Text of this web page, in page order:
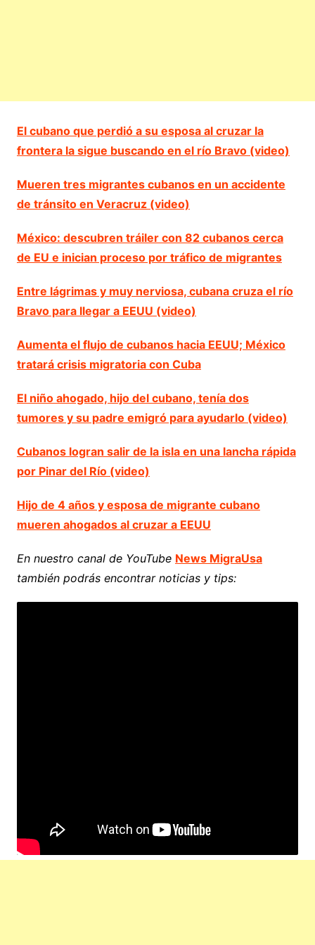
El cubano que perdió a su esposa al cruzar la
frontera la sigue buscando en el río Bravo (video)
Mueren tres migrantes cubanos en un accidente
de tránsito en Veracruz (video)
México: descubren tráiler con 82 cubanos cerca
de EU e inician proceso por tráfico de migrantes
Entre lágrimas y muy nerviosa, cubana cruza el río
Bravo para llegar a EEUU (video)
Aumenta el flujo de cubanos hacia EEUU; México
tratará crisis migratoria con Cuba
El niño ahogado, hijo del cubano, tenía dos
tumores y su padre emigró para ayudarlo (video)
Cubanos logran salir de la isla en una lancha rápida
por Pinar del Río (video)
Hijo de 4 años y esposa de migrante cubano
mueren ahogados al cruzar a EEUU
En nuestro canal de YouTube News MigraUsa
también podrás encontrar noticias y tips: